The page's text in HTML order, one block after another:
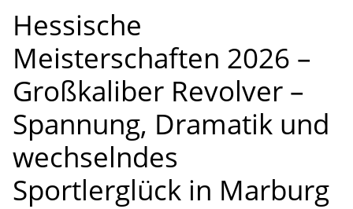
Hessische
Meisterschaften 2026 –
Großkaliber Revolver –
Spannung, Dramatik und
wechselndes
Sportlerglück in Marburg